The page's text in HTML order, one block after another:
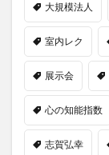
大規模法人
室内レク
展示会
心の知能指数
志賀弘幸